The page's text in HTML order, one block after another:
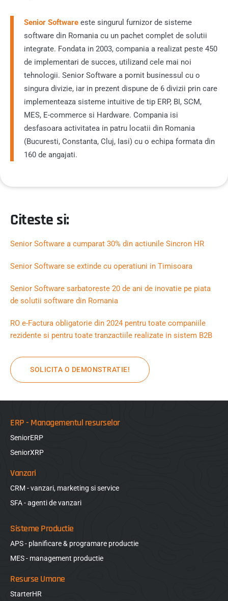
Senior Software este singurul furnizor de sisteme
software din Romania cu un pachet complet de solutii
integrate. Fondata in 2003, compania a realizat peste 450
de implementari de succes, utilizand cele mai noi
tehnologii. Senior Software a pornit businessul cu o
singura divizie, iar in prezent dispune de 6 divizii prin care
implementeaza sisteme intuitive de tip ERP, BI, SCM,
MES, E-commerce si Hardware. Compania isi
desfasoara activitatea in patru locatii din Romania
(Bucuresti, Constanta, Cluj, Iasi) cu o echipa formata din
160 de angajati.
Citeste si:
Senior Software a cumparat 30% din actiunile Sincron HR
Senior Software se extinde cu operatiuni in Timisoara
Senior Software sarbatoreste 20 de ani de inovatie pe piata
de solutii software din Romania
RO e-Factura obligatorie din 2024 pentru toate companiile
rezidente si pentru toate tranzactiile realizate in sistem B2B
SOLICITA O DEMONSTRATIE!
ERP - Managementul resurselor
SeniorERP
SeniorXRP
Vanzari
CRM - vanzari, marketing si service
SFA - agenti de vanzari
Sisteme Productie
APS - planificare & programare productie
MES - management productie
Resurse Umane
StarterHR